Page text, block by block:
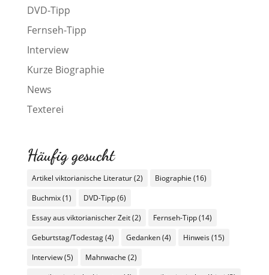
DVD-Tipp
Fernseh-Tipp
Interview
Kurze Biographie
News
Texterei
Häufig gesucht
Artikel viktorianische Literatur(2) Biographie (16)
Buchmix(1) DVD-Tipp(6)
Essay aus viktorianischer Zeit(2) Fernseh-Tipp(14)
Geburtstag/Todestag(4) Gedanken(4) Hinweis(15)
Interview(5) Mahnwache (2)